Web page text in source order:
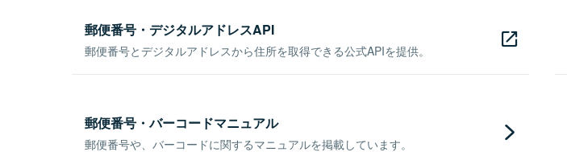
郵便番号・デジタルアドレスAPI
郵便番号とデジタルアドレスから住所を取得できる公式APIを提供。
郵便番号・バーコードマニュアル
郵便番号や、バーコードに関するマニュアルを掲載しています。